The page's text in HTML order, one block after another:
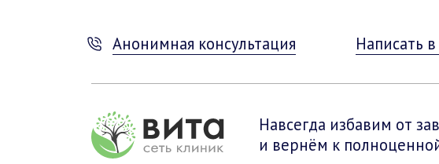
Анонимная консультация Написать
Навсегда избавим от
и вернём к